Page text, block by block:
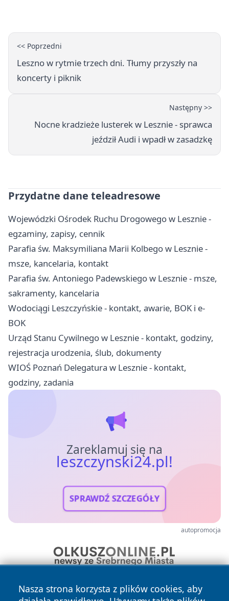
<< Poprzedni
Leszno w rytmie trzech dni. Tłumy przyszły na
koncerty i piknik
Następny >>
Nocne kradzieże lusterek w Lesznie - sprawca
jeździł Audi i wpadł w zasadzkę
Przydatne dane teleadresowe
Wojewódzki Ośrodek Ruchu Drogowego w Lesznie -
egzaminy, zapisy, cennik
Parafia św. Maksymiliana Marii Kolbego w Lesznie -
msze, kancelaria, kontakt
Parafia św. Antoniego Padewskiego w Lesznie - msze,
sakramenty, kancelaria
Wodociągi Leszczyńskie - kontakt, awarie, BOK i e-
BOK
Urząd Stanu Cywilnego w Lesznie - kontakt, godziny,
rejestracja urodzenia, ślub, dokumenty
WIOŚ Poznań Delegatura w Lesznie - kontakt,
godziny, zadania
Zareklamuj się na
leszczynski24.pl!
SPRAWDŹ SZCZEGÓŁY
autopromocja
Nasza strona korzysta z plików cookies, aby